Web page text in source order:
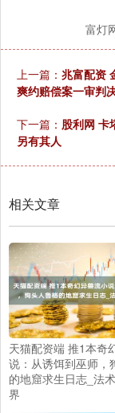
富灯
上一篇： 兆富配资
爽约赔偿案一审判
下一篇： 股利网 卡
另有其人
相关文章
天猫配资端 推1本奇
说：从诱饵到巫师，
的地窟求生日志_法
界